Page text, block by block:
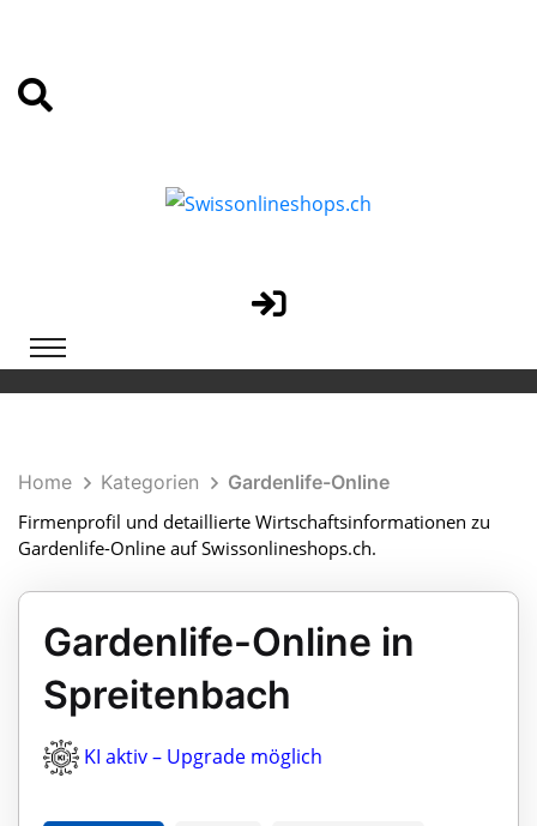
Home Kategorien
Gardenlife-Online
Firmenprofil und detaillierte Wirtschaftsinformationen zu
Gardenlife-Online auf Swissonlineshops.ch.
Gardenlife-Online in
Spreitenbach
KI aktiv – Upgrade möglich